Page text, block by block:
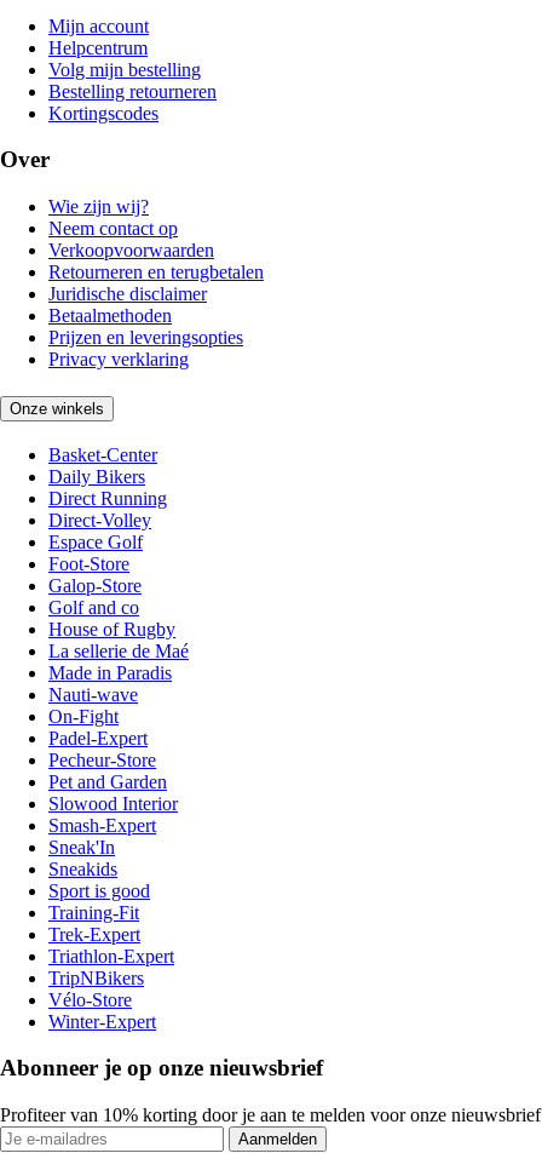
Mijn account
Helpcentrum
Volg mijn bestelling
Bestelling retourneren
Kortingscodes
Over
Wie zijn wij?
Neem contact op
Verkoopvoorwaarden
Retourneren en terugbetalen
Juridische disclaimer
Betaalmethoden
Prijzen en leveringsopties
Privacy verklaring
Onze winkels
Basket-Center
Daily Bikers
Direct Running
Direct-Volley
Espace Golf
Foot-Store
Galop-Store
Golf and co
House of Rugby
La sellerie de Maé
Made in Paradis
Nauti-wave
On-Fight
Padel-Expert
Pecheur-Store
Pet and Garden
Slowood Interior
Smash-Expert
Sneak'In
Sneakids
Sport is good
Training-Fit
Trek-Expert
Triathlon-Expert
TripNBikers
Vélo-Store
Winter-Expert
Abonneer je op onze nieuwsbrief
Profiteer van 10% korting door je aan te melden voor onze nieuwsbrief
Aanmelden